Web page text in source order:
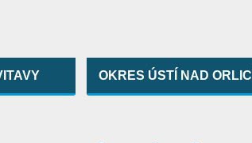
OKRES ÚSTÍ NAD ORLICÍ